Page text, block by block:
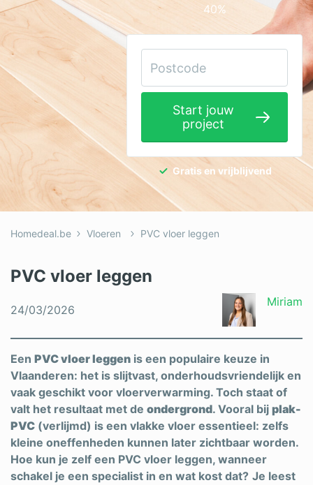
Bestrating
Cv-ketels
Dakwerken
Elektricien
Gevelwerken
Glas
Hekwerken
Hovenier
Isolatie
Loodgieter
Rolluiken
Schilder
Schrijnwerker
Stukadoor
Tegelzetter
40%
Start jouw
project
Gratis en vrijblijvend
Homedeal.be Vloeren PVC vloer leggen
PVC vloer leggen
24/03/2026
Miriam
Een PVC vloer leggen is een populaire keuze in
Vlaanderen: het is slijtvast, onderhoudsvriendelijk en
vaak geschikt voor vloerverwarming. Toch staat of
valt het resultaat met de ondergrond. Vooral bij plak-
PVC (verlijmd) is een vlakke vloer essentieel: zelfs
kleine oneffenheden kunnen later zichtbaar worden.
Hoe kun je zelf een PVC vloer leggen, wanneer
schakel je een specialist in en wat kost dat? Je leest